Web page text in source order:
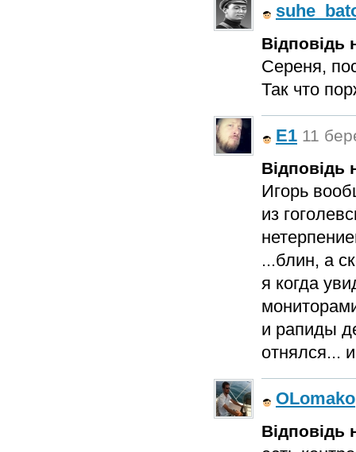
Відповідь
Сереня,
Так что
E1 11
Відповідь
Игорь
из
...блин, а
я когда
и рапиды
отнялся...
OLomako
Відповідь